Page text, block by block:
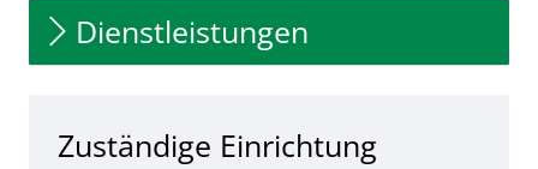
Dienstleistungen
Zuständige Einrichtung